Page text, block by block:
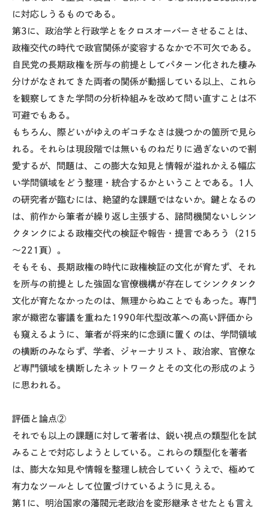
に対応しうるものである。
第3に、政治学と行政学とをクロスオーバーさせることは、
政権交代の時代で政官関係が変容するなかで不可欠である。
自民党の長期政権を所与の前提としてパターン化された棲み
分けがなされてきた両者の関係が動揺している以上、これら
を観察してきた学問の分析枠組みを改めて問い直すことは不
可避でもある。
もちろん、際どいがゆえのギコチなさは幾つかの箇所で見ら
れる。それらは現段階では無いものねだりに過ぎないので割
愛するが、問題は、この膨大な知見と情報が溢れかえる幅広
い学問領域をどう整理・統合するかということである。1人
の研究者が臨むには、絶望的な課題ではないか。鍵となるの
は、前作から筆者が繰り返し主張する、諮問機関ないしシン
クタンクによる政権交代の検証や報告・提言であろう（215
～221頁）。
そもそも、長期政権の時代に政権検証の文化が育たず、それ
を所与の前提とした強固な官僚機構が存在してシンクタンク
文化が育たなかったのは、無理からぬことでもあった。専門
家が緻密な審議を重ねた1990年代型改革への高い評価から
も窺えるように、筆者が将来的に念頭に置くのは、学問領域
の横断のみならず、学者、ジャーナリスト、政治家、官僚な
ど専門領域を横断したネットワークとその文化の形成のよう
に思われる。
評価と論点②
それでも以上の課題に対して著者は、鋭い視点の類型化を試
みることで対応しようとしている。これらの類型化を著者
は、膨大な知見や情報を整理し統合していくうえで、極めて
有力なツールとして位置づけているように見える。
第1に、明治国家の藩閥元老政治を変形継承させたとも言え